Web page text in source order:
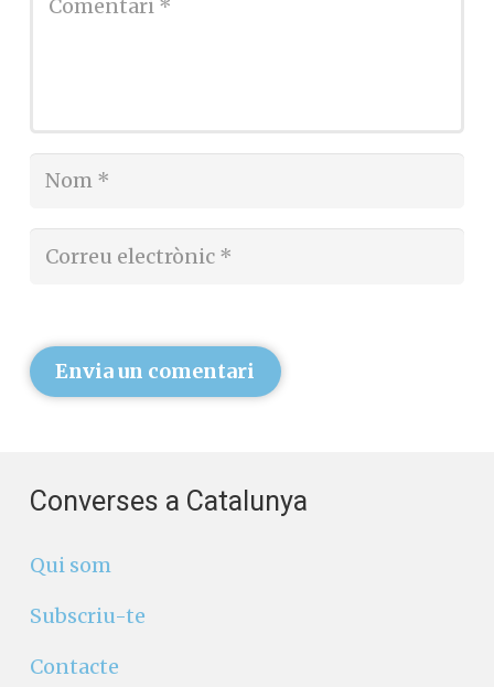
Envia un comentari
Converses a Catalunya
Qui som
Subscriu-te
Contacte